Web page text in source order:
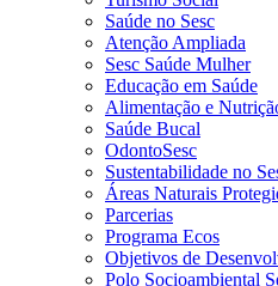
Saúde no Sesc
Atenção Ampliada
Sesc Saúde Mulher
Educação em Saúde
Alimentação e
Saúde Bucal
OdontoSesc
Sustentabilidade no
Áreas Naturais
Parcerias
Programa Ecos
Objetivos de
Polo Socioambiental